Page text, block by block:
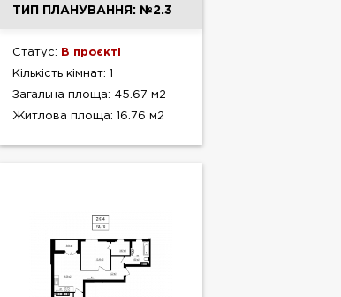
ТИП ПЛАНУВАННЯ: №2.3
Статус: В проєкті
Кількість кімнат: 1
Загальна площа: 45.67 м2
Житлова площа: 16.76 м2